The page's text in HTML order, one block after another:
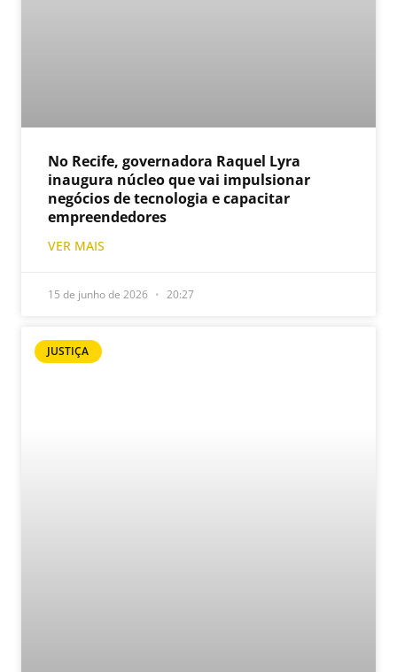
No Recife, governadora Raquel Lyra
inaugura núcleo que vai impulsionar
negócios de tecnologia e capacitar
empreendedores
VER MAIS
15 de junho de 2026 20:27
JUSTIÇA